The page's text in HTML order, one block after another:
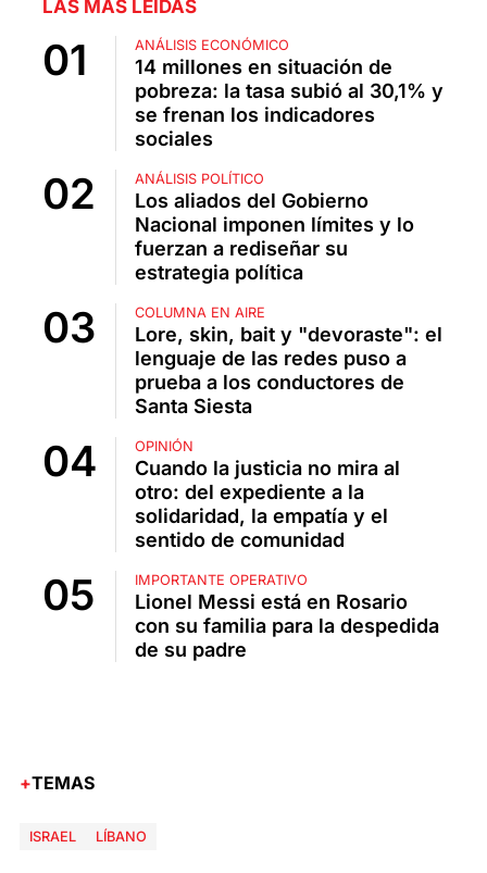
LAS MÁS LEÍDAS
ANÁLISIS ECONÓMICO
14 millones en situación de
pobreza: la tasa subió al 30,1% y
se frenan los indicadores
sociales
ANÁLISIS POLÍTICO
Los aliados del Gobierno
Nacional imponen límites y lo
fuerzan a rediseñar su
estrategia política
COLUMNA EN AIRE
Lore, skin, bait y "devoraste": el
lenguaje de las redes puso a
prueba a los conductores de
Santa Siesta
OPINIÓN
Cuando la justicia no mira al
otro: del expediente a la
solidaridad, la empatía y el
sentido de comunidad
IMPORTANTE OPERATIVO
Lionel Messi está en Rosario
con su familia para la despedida
de su padre
TEMAS
ISRAEL LÍBANO